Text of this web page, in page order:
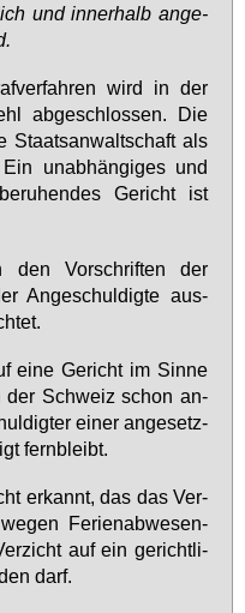
und in­ner­halb an­ge­
wird in der
ab­ge­schlos­sen. Die
Staats­an­walt­schaft als
un­ab­hän­gi­ges und
Ge­richt ist
den Vor­schrif­ten der
An­ge­schul­dig­te aus­
ei­ne Ge­richt im Sin­ne
der Schweiz schon an­
ei­ner an­ge­setz­
fern­bleibt.
er­kannt, das das Ver­
Fe­ri­en­ab­we­sen­
auf ein ge­richt­li­
darf.